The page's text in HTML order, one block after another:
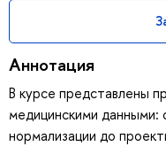
Аннотация
В курсе представлены
медицинскими данными:
нормализации до